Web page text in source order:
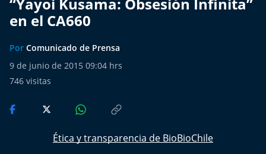
Del Fin del Mundo
Conexión Digital
en el CA660
Por Comunicado de Prensa
9 de junio de 2015 09:04 hrs
746 visitas
Ética y transparencia de BioBioChile